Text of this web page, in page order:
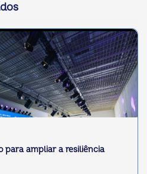
para ampliar a resiliência